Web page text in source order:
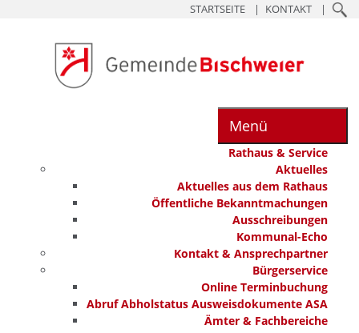
STARTSEITE KONTAKT
Menü
Rathaus & Service
Aktuelles
Aktuelles aus dem Rathaus
Öffentliche Bekanntmachungen
Ausschreibungen
Kommunal-Echo
Kontakt & Ansprechpartner
Bürgerservice
Online Terminbuchung
Abruf Abholstatus Ausweisdokumente ASA
Ämter & Fachbereiche